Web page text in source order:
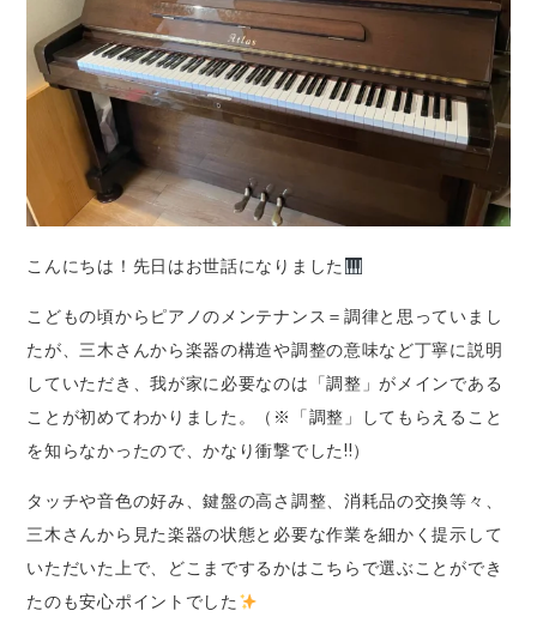
こんにちは！先日はお世話になりました
こどもの頃からピアノのメンテナンス＝調律と思っていまし
たが、三木さんから楽器の構造や調整の意味など丁寧に説明
していただき、我が家に必要なのは「調整」がメインである
ことが初めてわかりました。（※「調整」してもらえること
を知らなかったので、かなり衝撃でした!!）
タッチや音色の好み、鍵盤の高さ調整、消耗品の交換等々、
三木さんから見た楽器の状態と必要な作業を細かく提示して
いただいた上で、どこまでするかはこちらで選ぶことができ
たのも安心ポイントでした